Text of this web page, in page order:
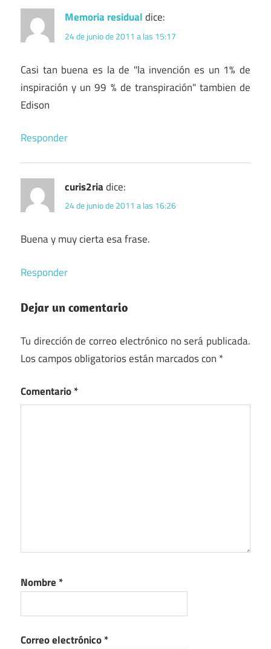
Memoria residualdice:
24 de junio de 2011 a las 15:17
Casi tan buena es la de "la invención es un 1% de
inspiración y un 99 % de transpiración" tambien de
Edison
Responder
curis2riadice:
24 de junio de 2011 a las 16:26
Buena y muy cierta esa frase.
Responder
Dejar un comentario
Tu dirección de correo electrónico no será publicada.
Los campos obligatorios están marcados con *
Comentario*
Nombre *
Correo electrónico*